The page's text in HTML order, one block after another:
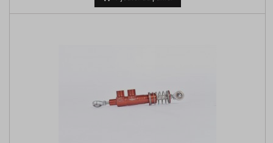
base